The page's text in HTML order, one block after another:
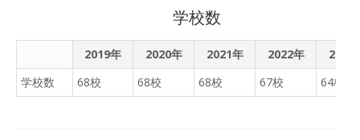
ます。
足を運んでくださった保護
し上げます。
学校数
2019年 2020年 2021年 2022年
2023
学校数
68校 68校 68校 67校 64校